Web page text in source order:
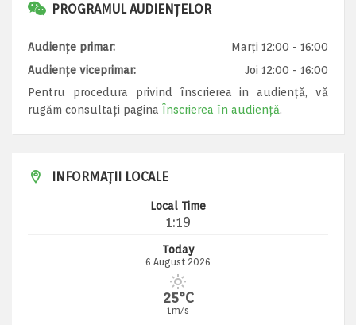
PROGRAMUL AUDIENȚELOR
Audiențe primar:
Marți 12:00 - 16:00
Audiențe viceprimar:
Joi 12:00 - 16:00
Pentru procedura privind înscrierea in audiență, vă
rugăm consultați pagina Înscrierea în audiență.
INFORMAȚII LOCALE
Local Time
1:19
Today
6 August 2026
25°C
1m/s